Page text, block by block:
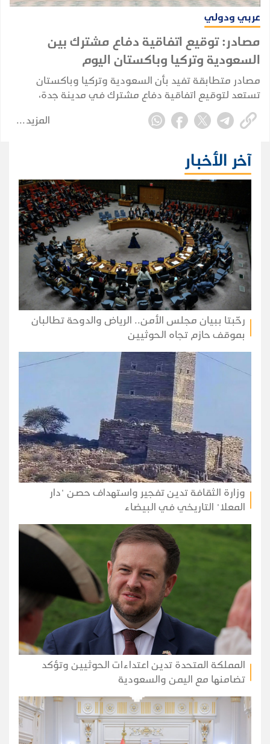
عربي ودولي
مصادر: توقيع اتفاقية دفاع مشترك بين
السعودية وتركيا وباكستان اليوم
مصادر متطابقة تفيد بأن السعودية وتركيا وباكستان
تستعد لتوقيع اتفاقية دفاع مشترك في مدينة جدة،
بمشاركة ولي العهد السعودي الأمير محمد بن سلمان،
والرئيس التركي رجب طيب أردوغان، ورئيس الوزراءالمزيد
آخر الأخبار
رحّبتا ببيان مجلس الأمن.. الرياض والدوحة تطالبان
بموقف حازم تجاه الحوثيين
وزارة الثقافة تدين تفجير واستهداف حصن "دار
المعلا" التاريخي في البيضاء
المملكة المتحدة تدين اعتداءات الحوثيين وتؤكد
تضامنها مع اليمن والسعودية